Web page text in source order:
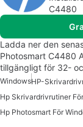
C4480
Ladda ner den
Photosmart C4480
tillgängligt för 32-
WindowsHP-
Hp Skrivardrivrutiner För
Hp Photosmart För